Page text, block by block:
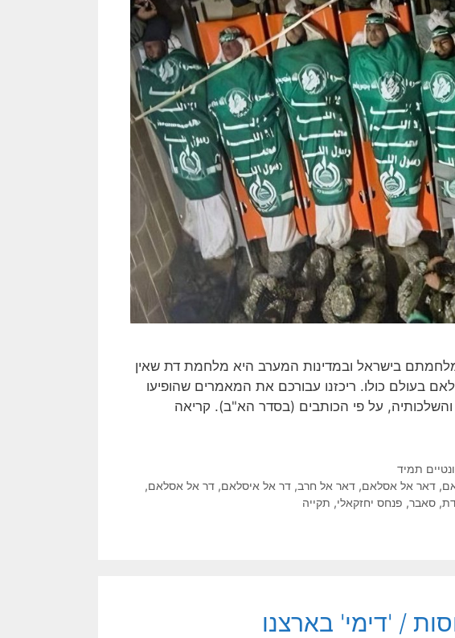
בישראל ובמדינות המערב היא מלחמת דת שאין
בעולם כולו. ריכזנו עבורכם את המאמרים שהופיעו
על פי הכותבים (בסדר הא"ב). קריאה
תמיד
, דאר אל אסלאם, דאר אל חרב, דר אל איסלאם, דר אל אסלאם,
, סאבר, פנחס יחזקאלי, תקייה
/ 'דימי' בארצנו